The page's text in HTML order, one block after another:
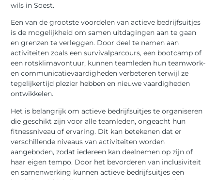
wils in Soest.
Een van de grootste voordelen van actieve bedrijfsuitjes
is de mogelijkheid om samen uitdagingen aan te gaan
en grenzen te verleggen. Door deel te nemen aan
activiteiten zoals een survivalparcours, een bootcamp of
een rotsklimavontuur, kunnen teamleden hun teamwork-
en communicatievaardigheden verbeteren terwijl ze
tegelijkertijd plezier hebben en nieuwe vaardigheden
ontwikkelen.
Het is belangrijk om actieve bedrijfsuitjes te organiseren
die geschikt zijn voor alle teamleden, ongeacht hun
fitnessniveau of ervaring. Dit kan betekenen dat er
verschillende niveaus van activiteiten worden
aangeboden, zodat iedereen kan deelnemen op zijn of
haar eigen tempo. Door het bevorderen van inclusiviteit
en samenwerking kunnen actieve bedrijfsuitjes een